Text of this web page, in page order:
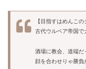
【目指すはめんこ
古代ウルベア帝国で
酒場に教会、道端だ
顔を合わせりゃ勝負